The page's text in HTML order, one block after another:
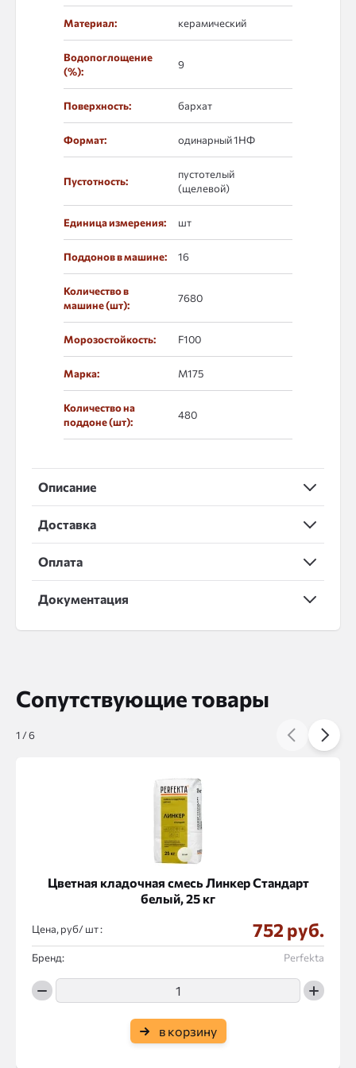
Материал: керамический
Водопоглощение
(%):
9
Поверхность: бархат
Формат: одинарный 1НФ
Пустотность:
пустотелый
(щелевой)
Единица измерения: шт
Поддонов в машине: 16
Количество в
машине (шт):
7680
Морозостойкость: F100
Марка: М175
Количество на
поддоне (шт):
480
Описание
Доставка
Оплата
Документация
Сопутствующие товары
Цветная кладочная смесь Линкер Стандарт
белый, 25 кг
Цена, руб/ : 752 руб.
Бренд: Perfekta
в корзину
1 /6